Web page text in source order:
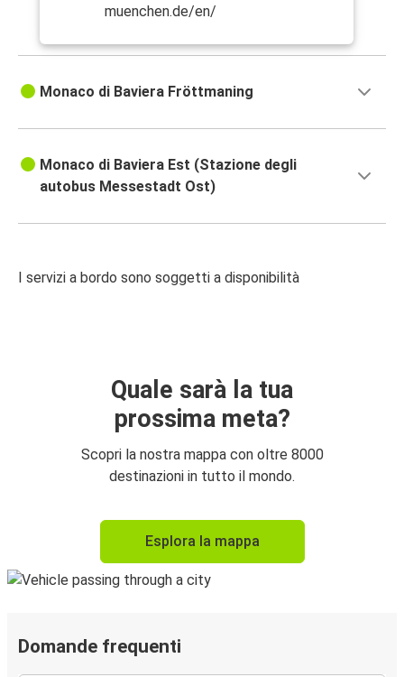
muenchen.de/en/
Monaco di Baviera Fröttmaning
Monaco di Baviera Est (Stazione degli
autobus Messestadt Ost)
I servizi a bordo sono soggetti a disponibilità
Quale sarà la tua
prossima meta?
Scopri la nostra mappa con oltre 8000
destinazioni in tutto il mondo.
Esplora la mappa
Domande frequenti